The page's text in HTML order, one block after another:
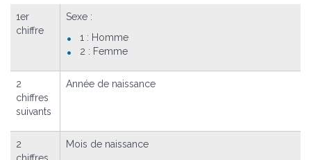
1er
chiffre
Sexe :
1 : Homme
2 : Femme
2
chiffres
suivants
Année de naissance
2
Mois de naissance